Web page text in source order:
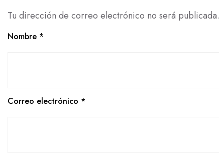
Tu dirección de correo electrónico no será publicada.
Nombre *
Correo electrónico *